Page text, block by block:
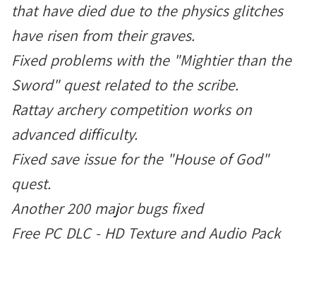
that have died due to the physics glitches
have risen from their graves.
Fixed problems with the "Mightier than the
Sword" quest related to the scribe.
Rattay archery competition works on
advanced difficulty.
Fixed save issue for the "House of God"
quest.
Another 200 major bugs fixed
Free PC DLC - HD Texture and Audio Pack